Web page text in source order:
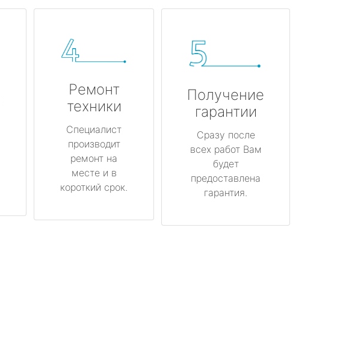
Ремонт
техники
Специалист
производит
ремонт на
месте и в
короткий срок.
Получение
гарантии
Сразу после
всех работ Вам
будет
предоставлена
гарантия.